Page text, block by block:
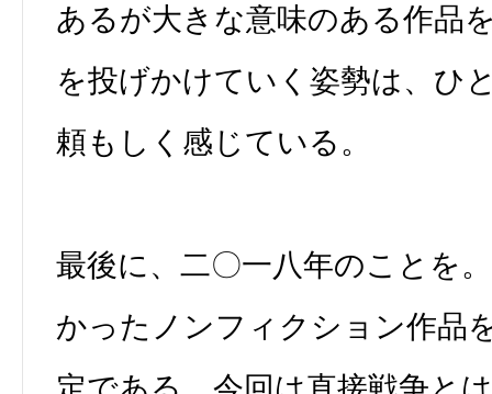
あるが大きな意味のある作品
を投げかけていく姿勢は、ひ
頼もしく感じている。
最後に、二〇一八年のことを
かったノンフィクション作品